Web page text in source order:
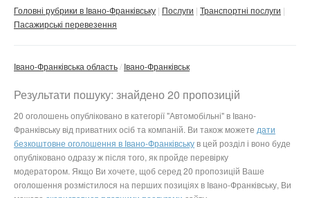
Головні рубрики в Івано-Франківську Послуги Транспортні послуги
Пасажирські перевезення
Івано-Франківська область Івано-Франківськ
Результати пошуку: знайдено 20 пропозицій
20 оголошень опубліковано в категорії "Автомобільні" в Івано-
Франківську від приватних осіб та компаній. Ви також можете дати
безкоштовне оголошення в Івано-Франківську в цей розділ і воно буде
опубліковано одразу ж після того, як пройде перевірку
модератором. Якщо Ви хочете, щоб серед 20 пропозицій Ваше
оголошення розмістилося на перших позиціях в Івано-Франківську, Ви